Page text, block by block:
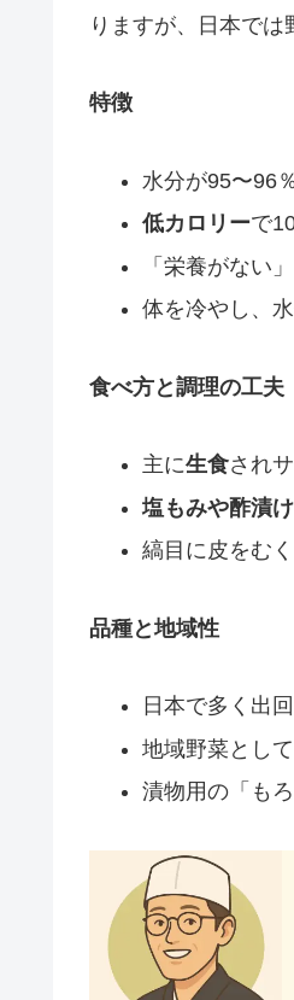
りますが、日本では
特徴
水分が95〜96
低カロリーで
「栄養がない
体を冷やし、
食べ方と調理の工夫
主に生食され
塩もみや酢漬け
縞目に皮をむ
品種と地域性
日本で多く出
地域野菜とし
漬物用の「も